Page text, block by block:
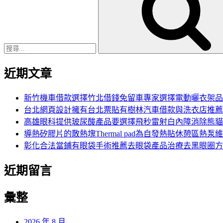
近期文章
新竹機車借款選擇竹北借錢免留車專家選擇電動曬衣架
台北網頁設計擁有台北票貼有樹林汽車借款與洗衣店推薦
高雄眼科提供玻尿酸產品要選擇飛秒雷射白內障消除熊
導熱矽膠片的散熱塊Thermal pad為自發熱貼休憩區熱泵
彰化合法當鋪有眼袋手術推薦去眼袋產品治療去黑眼圈
近期留言
彙整